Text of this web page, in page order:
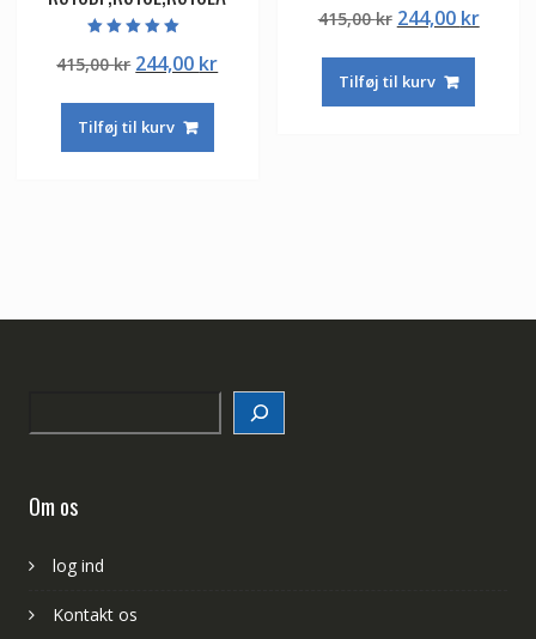
5.00
ud af 5
415,00kr Den
pris
var:
244,00 krDen
Tilføj til kurv
5.00
ud af 5
415,00kr Den
pris
var:
244,00 krDen
Tilføj til kurv
Om os
log ind
Kontakt os